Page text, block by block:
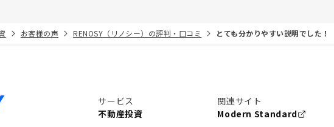
お客様の声 RENOSY（リノシー）の評判・口コミ とても分かりやすい説明でした！
サービス
不動産投資
関連サイト
Modern Standard